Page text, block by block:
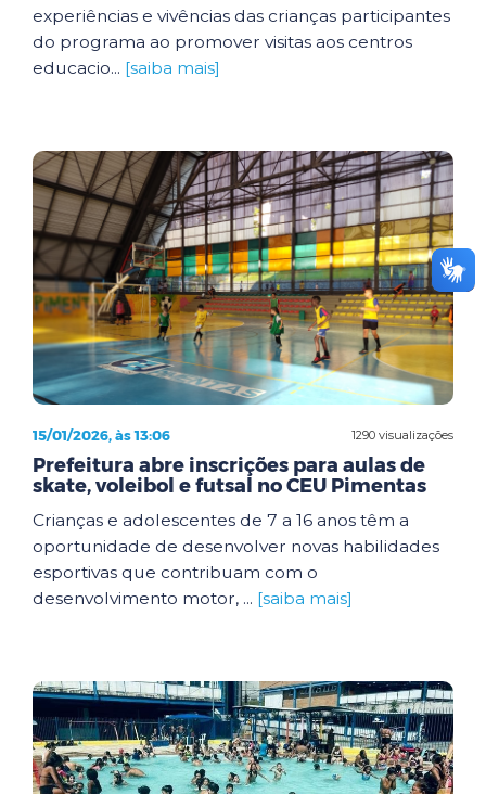
experiências e vivências das crianças participantes
do programa ao promover visitas aos centros
educacio... [saiba mais]
1290 visualizações
15/01/2026, às 13:06
Prefeitura abre inscrições para aulas de
skate, voleibol e futsal no CEU Pimentas
Crianças e adolescentes de 7 a 16 anos têm a
oportunidade de desenvolver novas habilidades
esportivas que contribuam com o
desenvolvimento motor, ... [saiba mais]